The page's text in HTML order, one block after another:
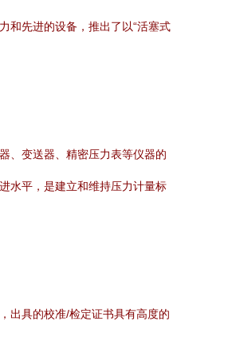
和先进的设备，推出了以“活塞式
、变送器、精密压力表等仪器的
水平，是建立和维持压力计量标
出具的校准/检定证书具有高度的